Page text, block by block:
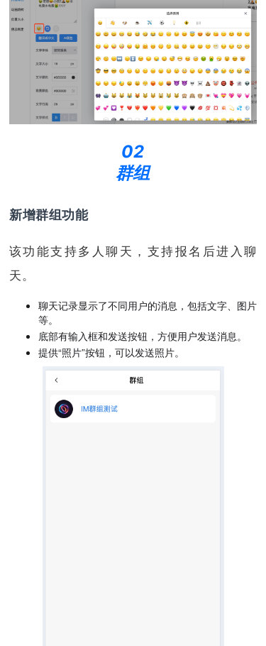
02
群组
新增群组功能
该功能支持多人聊天，支持报名后进入聊
天。
聊天记录显示了不同用户的消息，包括文字、图片
等。
底部有输入框和发送按钮，方便用户发送消息。
提供“照片”按钮，可以发送照片。